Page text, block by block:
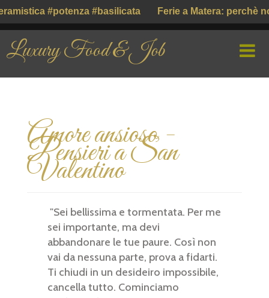
#potenza #basilicata Ferie a Matera: perchè
Luxury Food & Job
PROFILE COMPANY
GUSTO ITALIANO ( ІТАЛІЙСЬКИЙ СМАК )
Amore ansioso -
Pensieri a San
Valentino
"Sei bellissima e tormentata. Per me
sei importante, ma devi
abbandonare le tue paure. Così non
vai da nessuna parte, prova a fidarti.
Ti chiudi in un desideiro impossibile,
cancella tutto. Cominciamo